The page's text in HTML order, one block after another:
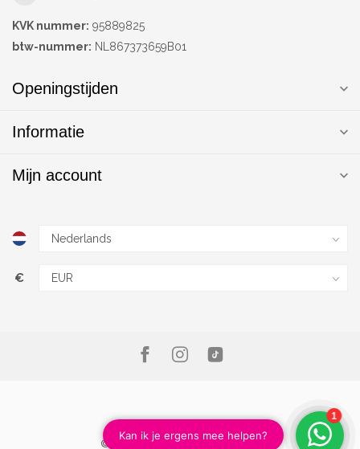
KVK nummer: 95889825
btw-nummer: NL867373659B01
Openingstijden
Informatie
Mijn account
€
© Copyright 2026 Magic Nails B.V.